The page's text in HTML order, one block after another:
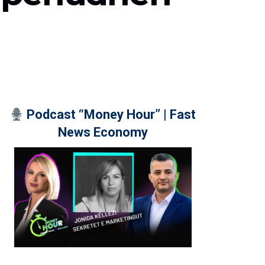
Podcast “Money Hour” | Fast
News Economy